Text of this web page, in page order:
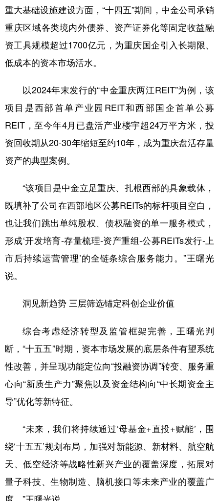
重大基础设施建设方面，“十四五”期间，中金公司承销
重庆区域各类境内外债券、资产证券化等固定收益融
资工具规模超过1700亿元，为重庆国企引入长期限、
低成本的资本市场活水。
以2024年末发行的“中金重庆两江REIT”为例，该
项目是西部首单产业园REIT和西部国企首单公募
REIT，至今年4月已盘活产业楼宇超24万平方米，投
资回收期从20-30年缩短至约10年，成为重庆盘活存量
资产的典型案例。
“该项目是中金立足重庆、扎根西部的具象载体，
既填补了公司在西部地区公募REITs的标杆项目空白，
也让我们跳出单纯股权、债权融资的单一服务模式，
形成‘开发培育-存量梳理-资产重组-公募REITs发行-上
市后持续运营管理’的全链条综合服务能力。”王曙光
说。
洞见新趋势 三层筛选锚定科创企业价值
综合考虑经济转型及监管框架完善，王曙光判
断，“十五五”时期，资本市场发展的底层条件有望系统
性改善，并呈现功能定位向“投融资协调”转变、服务重
心向“新质生产力”聚焦以及资金结构向“中长期资金主
导”优化等新特征。
“未来，我们将持续通过‘母基金+直投+赋能’，围
绕‘十五五’规划布局，加强对新能源、新材料、航空航
天、低空经济等战略性新兴产业的覆盖深度，拓展对
量子科技、生物制造、脑机接口等未来产业的覆盖广